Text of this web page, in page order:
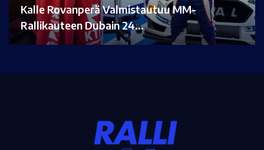
Kalle Rovanperä Valmistautuu MM-
Rallikauteen Dubain 24…